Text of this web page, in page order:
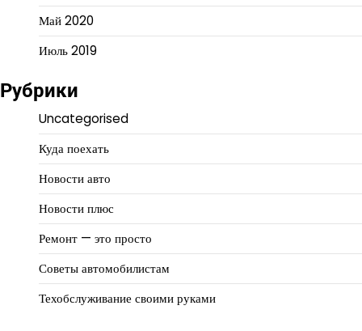
Май 2020
Июль 2019
Рубрики
Uncategorised
Куда поехать
Новости авто
Новости плюс
Ремонт — это просто
Советы автомобилистам
Техобслуживание своими руками